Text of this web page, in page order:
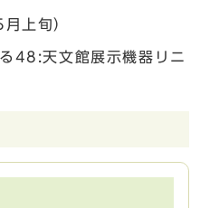
上旬）
48:天文館展示機器リニ